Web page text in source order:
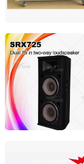
Guangzhou
Guangdong,
Ningbo ASM